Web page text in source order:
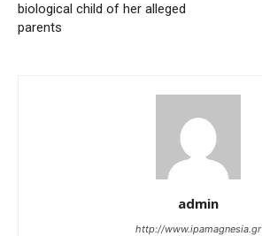
biological child of her alleged
parents
admin
http://www.ipamagnesia.gr